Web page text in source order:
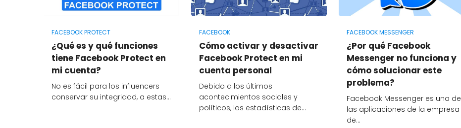
FACEBOOK PROTECT
¿Qué es y qué funciones
tiene Facebook Protect en
mi cuenta?
No es fácil para los influencers
conservar su integridad, a estas…
FACEBOOK
Cómo activar y desactivar
Facebook Protect en mi
cuenta personal
Debido a los últimos
acontecimientos sociales y
políticos, las estadísticas de…
FACEBOOK MESSENGER
¿Por qué Facebook
Messenger no funciona y
cómo solucionar este
problema?
Facebook Messenger es una de
las aplicaciones de la empresa
de…